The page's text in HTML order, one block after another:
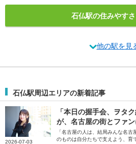
石仏駅の住みやす
他の駅を見
石仏駅周辺エリアの新着記事
2026-07-03
「本日の握手会、ヲタ
が、名古屋の街とファ
まで
「名古屋の人は、結局みんな名
のものは自分たちで支えよう、育